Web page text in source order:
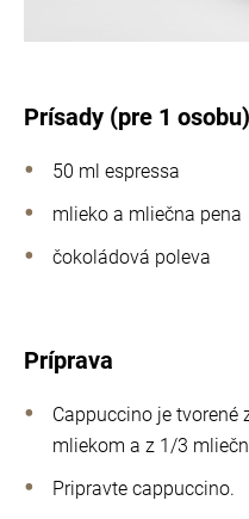
Prísady (pre 1 osobu)
50 ml espressa
mlieko a mliečna pena
čokoládová poleva
Príprava
Cappuccino je tvorené
mliekom a z 1/3
Pripravte cappuccino.